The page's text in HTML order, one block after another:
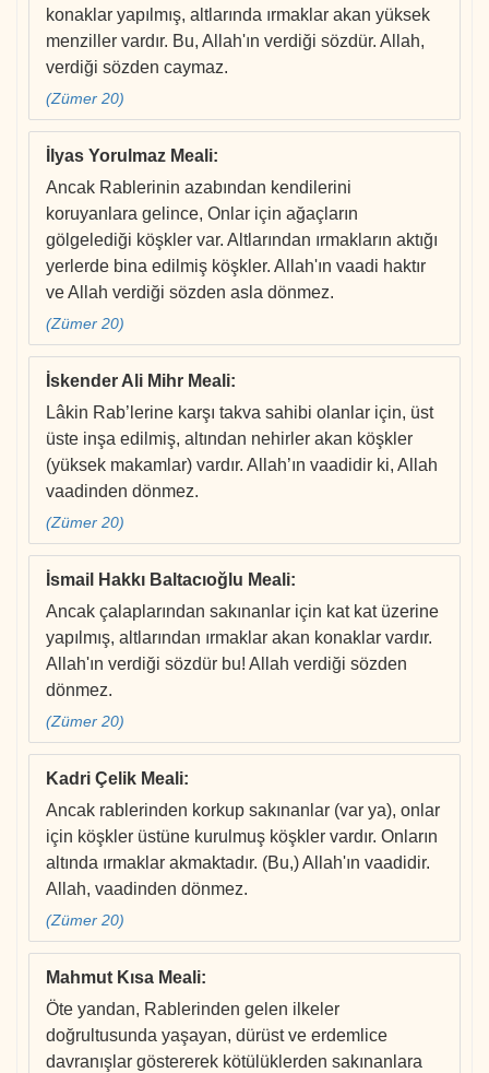
konaklar yapılmış, altlarında ırmaklar akan yüksek
menziller vardır. Bu, Allah'ın verdiği sözdür. Allah,
verdiği sözden caymaz.
(Zümer 20)
İlyas Yorulmaz Meali:
Ancak Rablerinin azabından kendilerini
koruyanlara gelince, Onlar için ağaçların
gölgelediği köşkler var. Altlarından ırmakların aktığı
yerlerde bina edilmiş köşkler. Allah'ın vaadi haktır
ve Allah verdiği sözden asla dönmez.
(Zümer 20)
İskender Ali Mihr Meali:
Lâkin Rab’lerine karşı takva sahibi olanlar için, üst
üste inşa edilmiş, altından nehirler akan köşkler
(yüksek makamlar) vardır. Allah’ın vaadidir ki, Allah
vaadinden dönmez.
(Zümer 20)
İsmail Hakkı Baltacıoğlu Meali:
Ancak çalaplarından sakınanlar için kat kat üzerine
yapılmış, altlarından ırmaklar akan konaklar vardır.
Allah'ın verdiği sözdür bu! Allah verdiği sözden
dönmez.
(Zümer 20)
Kadri Çelik Meali:
Ancak rablerinden korkup sakınanlar (var ya), onlar
için köşkler üstüne kurulmuş köşkler vardır. Onların
altında ırmaklar akmaktadır. (Bu,) Allah'ın vaadidir.
Allah, vaadinden dönmez.
(Zümer 20)
Mahmut Kısa Meali:
Öte yandan, Rablerinden gelen ilkeler
doğrultusunda yaşayan, dürüst ve erdemlice
davranışlar göstererek kötülüklerden sakınanlara